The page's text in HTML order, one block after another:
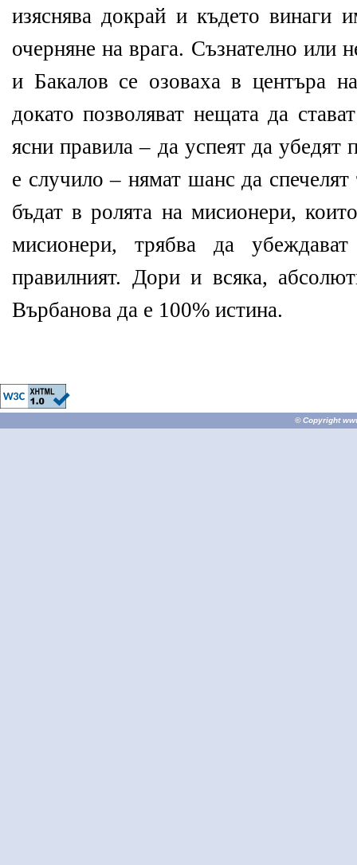
изяснява докрай и където винаги
очерняне на врага. Съзнателно или
и Бакалов се озоваха в центъра
докато позволяват нещата да
ясни правила – да успеят да убедят
е случило – нямат шанс да
бъдат в ролята на мисионери,
мисионери, трябва да
правилният. Дори и всяка,
Върбанова да е 100% истина.
© Copyright